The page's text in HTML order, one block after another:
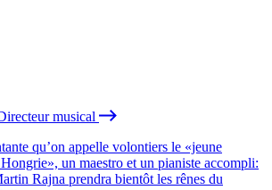
musical
qu’on appelle volontiers le «jeune
un maestro et un pianiste accompli:
Rajna prendra bientôt les rênes du